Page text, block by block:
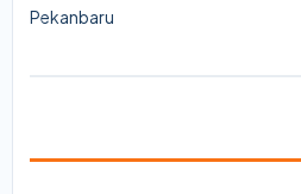
Pekanbaru